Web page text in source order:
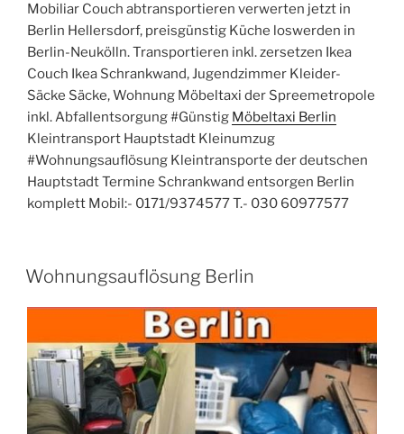
Mobiliar Couch abtransportieren verwerten jetzt in
Berlin Hellersdorf, preisgünstig Küche loswerden in
Berlin-Neukölln. Transportieren inkl. zersetzen Ikea
Couch Ikea Schrankwand, Jugendzimmer Kleider-
Säcke Säcke, Wohnung Möbeltaxi der Spreemetropole
inkl. Abfallentsorgung #Günstig Möbeltaxi Berlin
Kleintransport Hauptstadt Kleinumzug
#Wohnungsauflösung Kleintransporte der deutschen
Hauptstadt Termine Schrankwand entsorgen Berlin
komplett Mobil:- 0171/9374577 T.- 030 60977577
VERÖFFENTLICHT
AM
Wohnungsauflösung Berlin